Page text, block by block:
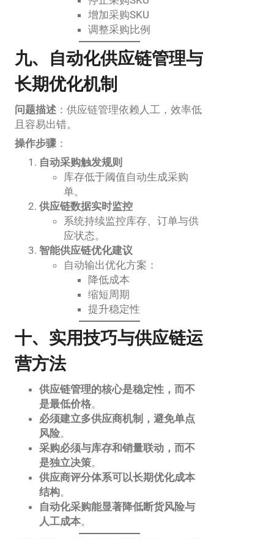
增加采购SKU
调整采购比例
九、自动化供应链管理与
长期优化机制
问题描述 ：供应链管理依赖人工，效率低
且容易出错。
操作步骤 ：
自动采购触发规则
库存低于阈值自动生成采购
单。
供应链数据实时监控
系统持续监控库存、订单与供
应状态。
智能供应链优化建议
自动输出优化方案：
降低成本
缩短周期
提升稳定性
十、实用技巧与供应链运
营方法
供应链管理的核心是稳定性，而不
是最低价格。
必须建立多供应商机制，避免单点
风险。
采购必须与库存和销量联动，而不
是独立决策。
供应商评分体系可以长期优化成本
结构。
自动化采购能显著降低断货风险与
人工成本。